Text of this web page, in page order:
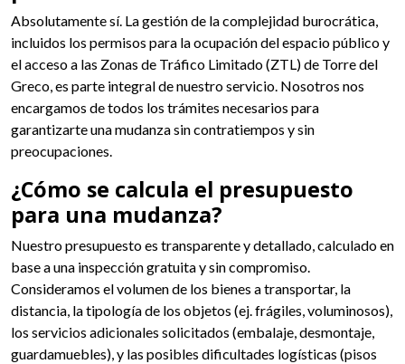
Absolutamente sí. La gestión de la complejidad burocrática,
incluidos los permisos para la ocupación del espacio público y
el acceso a las Zonas de Tráfico Limitado (ZTL) de Torre del
Greco, es parte integral de nuestro servicio. Nosotros nos
encargamos de todos los trámites necesarios para
garantizarte una mudanza sin contratiempos y sin
preocupaciones.
¿Cómo se calcula el presupuesto
para una mudanza?
Nuestro presupuesto es transparente y detallado, calculado en
base a una inspección gratuita y sin compromiso.
Consideramos el volumen de los bienes a transportar, la
distancia, la tipología de los objetos (ej. frágiles, voluminosos),
los servicios adicionales solicitados (embalaje, desmontaje,
guardamuebles), y las posibles dificultades logísticas (pisos